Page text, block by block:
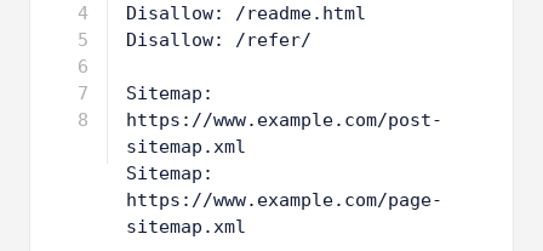
1
2
3
4
5
User-Agent: *
Allow: /wp-content/uploads/
Disallow: /readme.html
Disallow: /refer/
Sitemap:
https://www.example.com/post-
sitemap.xml